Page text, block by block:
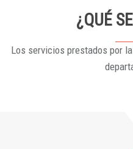
¿QUÉ
Los servicios prestados por